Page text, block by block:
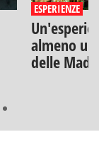
ESPERIENZE
almeno
delle